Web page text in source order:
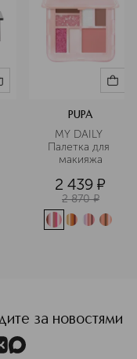
кармин в
PUPA
MY DAILY
Палетка для
макияжа
2 439 ¤
2 870 ¤
за новостями